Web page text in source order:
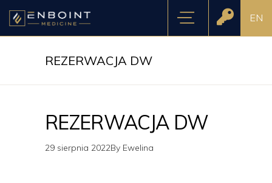
EN
REZERWACJA DW
REZERWACJA DW
29 sierpnia 2022By Ewelina